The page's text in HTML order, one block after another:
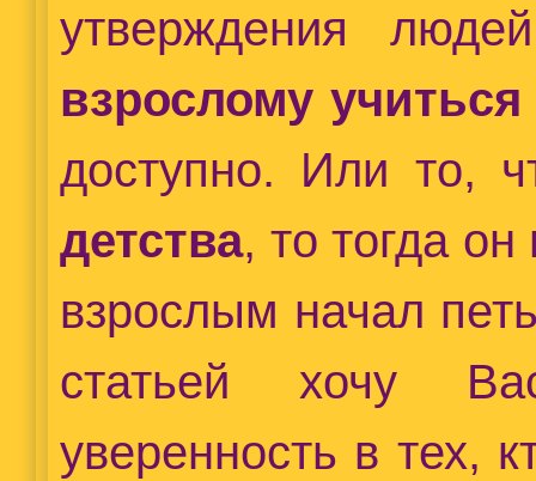
утверждения
взрослому учиться
доступно. Или то,
детства, то тогда
взрослым начал
статьей хочу
уверенность в тех,